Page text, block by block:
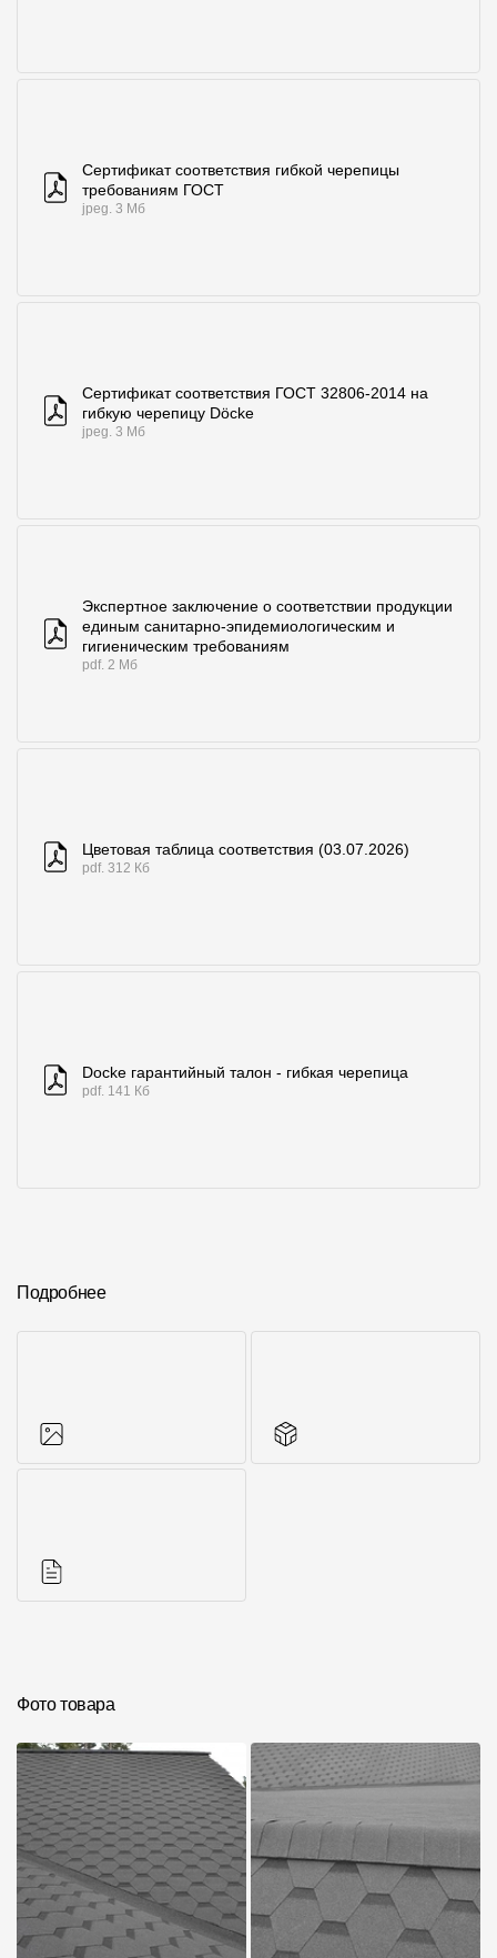
Сертификат соответствия гибкой черепицы
требованиям ГОСТ
jpeg. 3 Мб
Сертификат соответствия ГОСТ 32806-2014 на
гибкую черепицу Döcke
jpeg. 3 Мб
Экспертное заключение о соответствии продукции
единым санитарно-эпидемиологическим и
гигиеническим требованиям
pdf. 2 Мб
Цветовая таблица соответствия (03.07.2026)
pdf. 312 Кб
Docke гарантийный талон - гибкая черепица
pdf. 141 Кб
Подробнее
Фото товара